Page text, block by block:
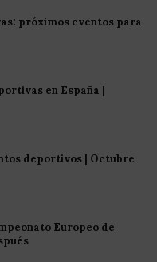
próximos eventos para
en España |
deportivos | Octubre
Europeo de